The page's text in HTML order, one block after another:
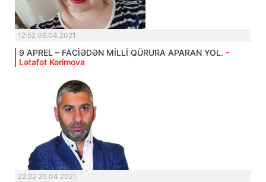
12:52 06.04.2021
9 APREL – FACİƏDƏN MİLLİ QÜRURA APARAN YOL. -
Lətafət Kərimova
22:22 20.04.2021